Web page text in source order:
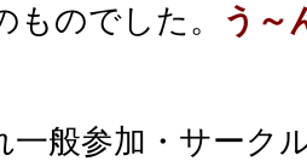
ものでした。 う
一般参加・サーク